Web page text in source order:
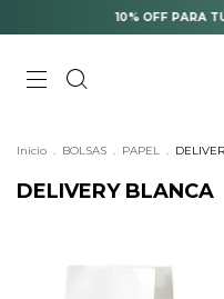
10% OFF PARA
Inicio . BOLSAS . PAPEL .
DELIVERY BLANCA